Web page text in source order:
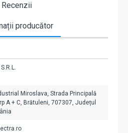
Recenzii
producător
Miroslava, Strada Principală
A + C, Brătuleni, 707307, Județul